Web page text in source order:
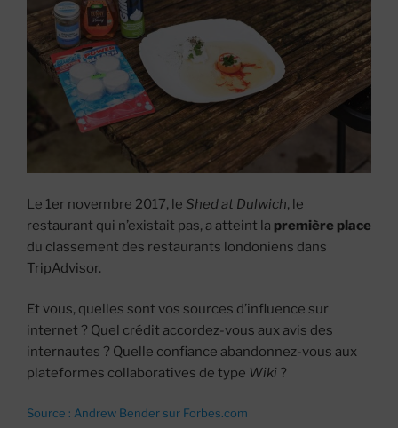
Le 1er novembre 2017, le Shed at Dulwich, le
restaurant qui n’existait pas, a atteint la première place
du classement des restaurants londoniens dans
TripAdvisor.
Et vous, quelles sont vos sources d’influence sur
internet ? Quel crédit accordez-vous aux avis des
internautes ? Quelle confiance abandonnez-vous aux
plateformes collaboratives de type Wiki ?
Source : Andrew Bender sur Forbes.com